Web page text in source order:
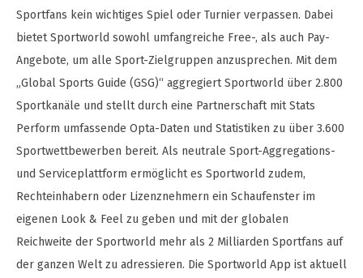
Sportfans kein wichtiges Spiel oder Turnier verpassen. Dabei
bietet Sportworld sowohl umfangreiche Free-, als auch Pay-
Angebote, um alle Sport-Zielgruppen anzusprechen. Mit dem
„Global Sports Guide (GSG)“ aggregiert Sportworld über 2.800
Sportkanäle und stellt durch eine Partnerschaft mit Stats
Perform umfassende Opta-Daten und Statistiken zu über 3.600
Sportwettbewerben bereit. Als neutrale Sport-Aggregations-
und Serviceplattform ermöglicht es Sportworld zudem,
Rechteinhabern oder Lizenznehmern ein Schaufenster im
eigenen Look & Feel zu geben und mit der globalen
Reichweite der Sportworld mehr als 2 Milliarden Sportfans auf
der ganzen Welt zu adressieren. Die Sportworld App ist aktuell